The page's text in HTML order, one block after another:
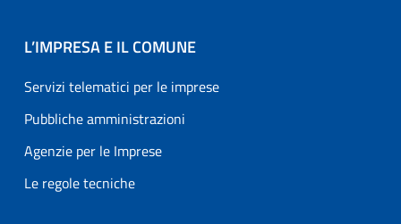
L’IMPRESA E IL COMUNE
Servizi telematici per le imprese
Pubbliche amministrazioni
Agenzie per le Imprese
Le regole tecniche